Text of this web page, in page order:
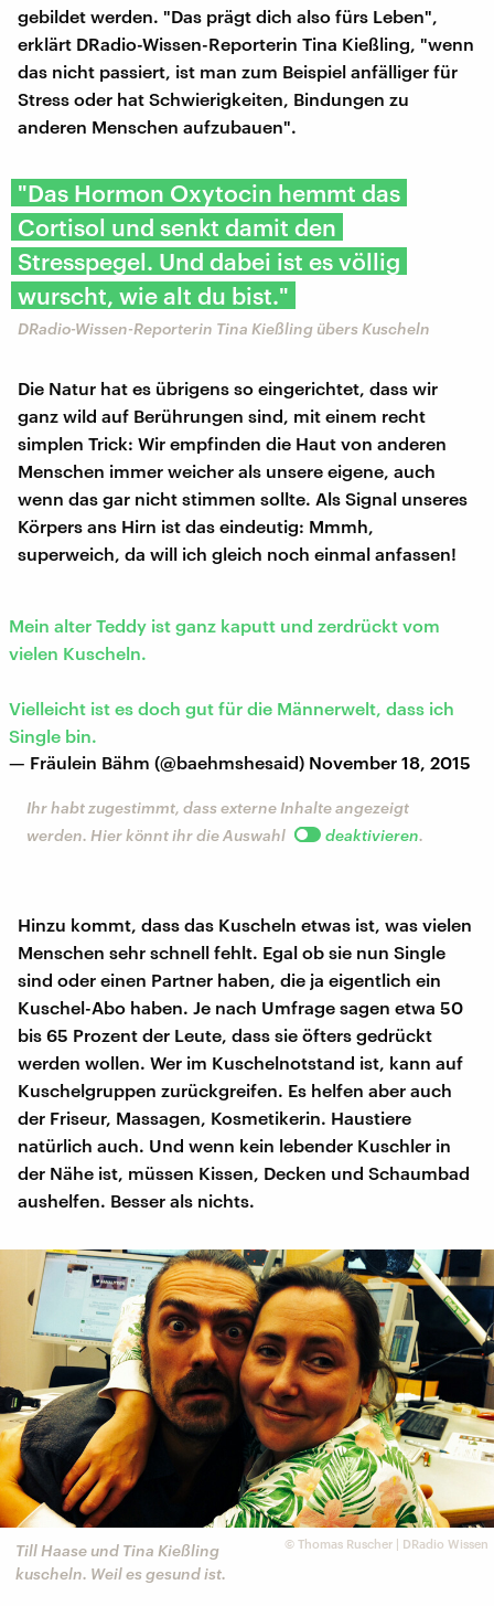
gebildet werden. "Das prägt dich also fürs Leben",
erklärt DRadio-Wissen-Reporterin Tina Kießling, "wenn
das nicht passiert, ist man zum Beispiel anfälliger für
Stress oder hat Schwierigkeiten, Bindungen zu
anderen Menschen aufzubauen".
"Das Hormon Oxytocin hemmt das
Cortisol und senkt damit den
Stresspegel. Und dabei ist es völlig
wurscht, wie alt du bist."
DRadio-Wissen-Reporterin Tina Kießling übers Kuscheln
Die Natur hat es übrigens so eingerichtet, dass wir
ganz wild auf Berührungen sind, mit einem recht
simplen Trick: Wir empfinden die Haut von anderen
Menschen immer weicher als unsere eigene, auch
wenn das gar nicht stimmen sollte. Als Signal unseres
Körpers ans Hirn ist das eindeutig: Mmmh,
superweich, da will ich gleich noch einmal anfassen!
Mein alter Teddy ist ganz kaputt und zerdrückt vom
vielen Kuscheln.
Vielleicht ist es doch gut für die Männerwelt, dass ich
Single bin.
— Fräulein Bähm (@baehmshesaid) November 18, 2015
Ihr habt zugestimmt, dass externe Inhalte angezeigt
werden. Hier könnt ihr die Auswahl
deaktivieren.
Hinzu kommt, dass das Kuscheln etwas ist, was vielen
Menschen sehr schnell fehlt. Egal ob sie nun Single
sind oder einen Partner haben, die ja eigentlich ein
Kuschel-Abo haben. Je nach Umfrage sagen etwa 50
bis 65 Prozent der Leute, dass sie öfters gedrückt
werden wollen. Wer im Kuschelnotstand ist, kann auf
Kuschelgruppen zurückgreifen. Es helfen aber auch
der Friseur, Massagen, Kosmetikerin. Haustiere
natürlich auch. Und wenn kein lebender Kuschler in
der Nähe ist, müssen Kissen, Decken und Schaumbad
aushelfen. Besser als nichts.
© Thomas Ruscher | DRadio Wissen
Till Haase und Tina Kießling
kuscheln. Weil es gesund ist.